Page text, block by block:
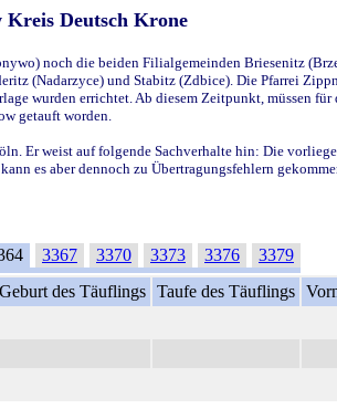
Kreis Deutsch Krone
noch die beiden Filialgemeinden Briesenitz
(Nadarzyce) und Stabitz (Zdbice). Die Pfarrei
wurden errichtet. Ab diesem Zeitpunkt, müssen
getauft worden.
Er weist auf folgende Sachverhalte hin: Die
es aber dennoch zu Übertragungsfehlern
3367 3370 3373 3376
3379
Geburt des Täuflings Taufe des Täuflings